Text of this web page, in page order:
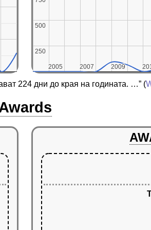
2005
2005 2007
2007 2009
2009
250
250
500
500
224 дни до края на годината. …” (